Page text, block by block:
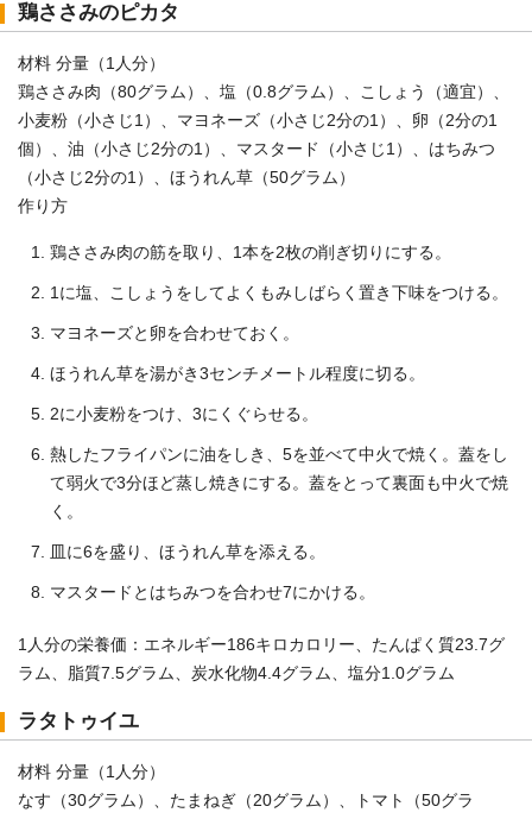
鶏ささみのピカタ
材料 分量（1人分）
鶏ささみ肉（80グラム）、塩（0.8グラム）、こしょう（適宜）、
小麦粉（小さじ1）、マヨネーズ（小さじ2分の1）、卵（2分の1
個）、油（小さじ2分の1）、マスタード（小さじ1）、はちみつ
（小さじ2分の1）、ほうれん草（50グラム）
作り方
鶏ささみ肉の筋を取り、1本を2枚の削ぎ切りにする。
1に塩、こしょうをしてよくもみしばらく置き下味をつける。
マヨネーズと卵を合わせておく。
ほうれん草を湯がき3センチメートル程度に切る。
2に小麦粉をつけ、3にくぐらせる。
熱したフライパンに油をしき、5を並べて中火で焼く。蓋をし
て弱火で3分ほど蒸し焼きにする。蓋をとって裏面も中火で焼
く。
皿に6を盛り、ほうれん草を添える。
マスタードとはちみつを合わせ7にかける。
1人分の栄養価：エネルギー186キロカロリー、たんぱく質23.7グ
ラム、脂質7.5グラム、炭水化物4.4グラム、塩分1.0グラム
ラタトゥイユ
材料 分量（1人分）
なす（30グラム）、たまねぎ（20グラム）、トマト（50グラ